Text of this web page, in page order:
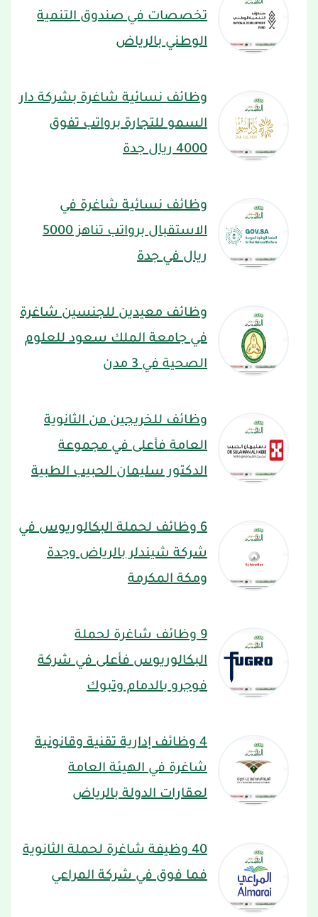
تخصصات في صندوق التنمية
الوطني بالرياض
وظائف نسائية شاغرة بشركة دار
السمو للتجارة برواتب تفوق
4000 ريال جدة
وظائف نسائية شاغرة في
الاستقبال برواتب تناهز 5000
ريال في جدة
وظائف معيدين للجنسين شاغرة
في جامعة الملك سعود للعلوم
الصحية في 3 مدن
وظائف للخريجين من الثانوية
العامة فأعلى في مجموعة
الدكتور سليمان الحبيب الطبية
6 وظائف لحملة البكالوريوس في
شركة شيندلر بالرياض وجدة
ومكة المكرمة
9 وظائف شاغرة لحملة
البكالوريوس فأعلى في شركة
فوجرو بالدمام وتبوك
4 وظائف إدارية تقنية وقانونية
شاغرة في الهيئة العامة
لعقارات الدولة بالرياض
40 وظيفة شاغرة لحملة الثانوية
فما فوق في شركة المراعي